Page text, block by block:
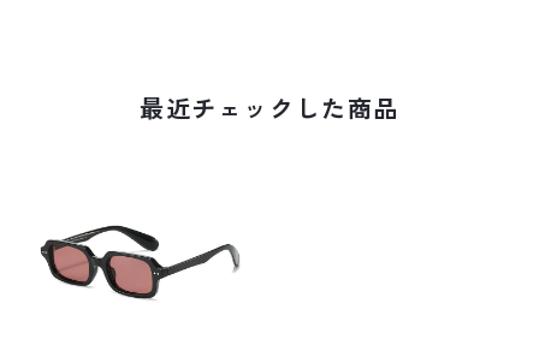
最近チェックした商品